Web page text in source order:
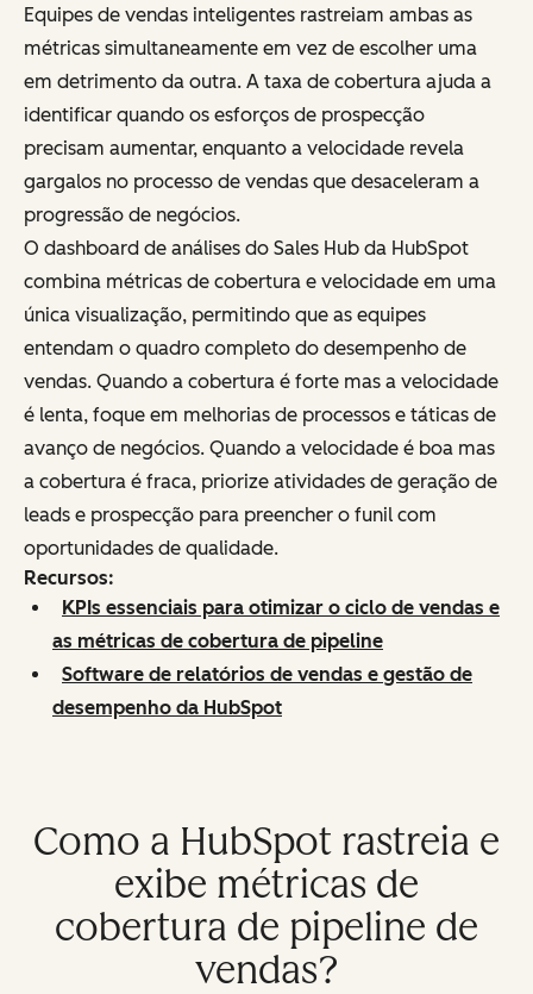
Equipes de vendas inteligentes rastreiam ambas as
métricas simultaneamente em vez de escolher uma
em detrimento da outra. A taxa de cobertura ajuda a
identificar quando os esforços de prospecção
precisam aumentar, enquanto a velocidade revela
gargalos no processo de vendas que desaceleram a
progressão de negócios.
O dashboard de análises do Sales Hub da HubSpot
combina métricas de cobertura e velocidade em uma
única visualização, permitindo que as equipes
entendam o quadro completo do desempenho de
vendas. Quando a cobertura é forte mas a velocidade
é lenta, foque em melhorias de processos e táticas de
avanço de negócios. Quando a velocidade é boa mas
a cobertura é fraca, priorize atividades de geração de
leads e prospecção para preencher o funil com
oportunidades de qualidade.
Recursos:
KPIs essenciais para otimizar o ciclo de vendas e
as métricas de cobertura de pipeline
Software de relatórios de vendas e gestão de
desempenho da HubSpot
Como a HubSpot rastreia e
exibe métricas de
cobertura de pipeline de
vendas?